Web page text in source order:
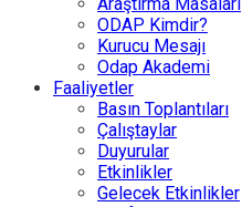
ODAP Kimdir?
Kurucu Mesajı
Odap Akademi
Faaliyetler
Basın Toplantıları
Çalıştaylar
Duyurular
Etkinlikler
Gelecek Etkinlikler